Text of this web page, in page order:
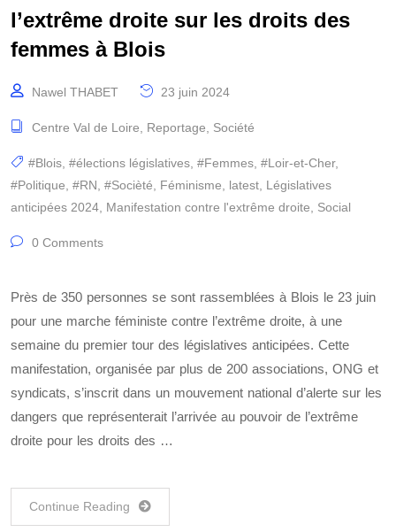
l’extrême droite sur les droits des
femmes à Blois
Nawel THABET 23 juin 2024
Centre Val de Loire Reportage Société
#Blois #élections législatives #Femmes #Loir-et-Cher,
#Politique #RN #Socièté Féminisme latest Législatives
anticipées 2024 Manifestation contre l'extrême droite Social
0 Comments
Près de 350 personnes se sont rassemblées à Blois le 23 juin
pour une marche féministe contre l’extrême droite, à une
semaine du premier tour des législatives anticipées. Cette
manifestation, organisée par plus de 200 associations, ONG et
syndicats, s’inscrit dans un mouvement national d’alerte sur les
dangers que représenterait l’arrivée au pouvoir de l’extrême
droite pour les droits des …
Continue Reading